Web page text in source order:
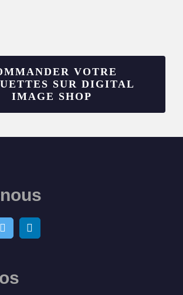
VOTRE
SUR DIGITAL
IMAGE SHOP